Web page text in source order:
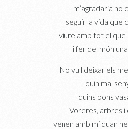
m’agradaria no
seguir la vida que
viure amb tot el que
i fer del món
No vull deixar els
quin mal
quins bons
Voreres, arbres i
venen amb mi quan he